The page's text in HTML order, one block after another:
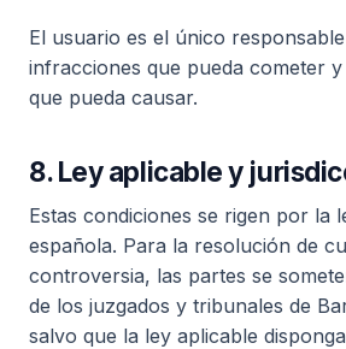
El usuario es el único
infracciones que pueda cometer
que pueda causar.
8. Ley aplicable y
Estas condiciones se rigen por la
española. Para la resolución de
controversia, las partes se
de los juzgados y tribunales de
salvo que la ley aplicable